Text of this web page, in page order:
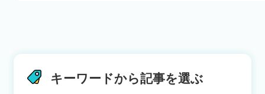
キーワードから記事を選ぶ